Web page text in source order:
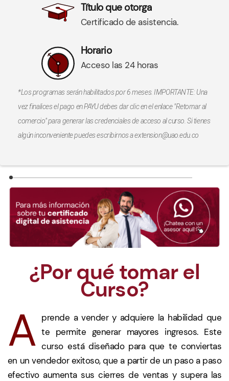
Título que otorga
Certificado de asistencia.
Horario
Acceso las 24 horas
*Los programas serán habilitados por 6 meses. IMPORTANTE: Una
vez finalices el pago en PAYU debes dar clic en el enlace "Retornar al
comercio" para generar las credenciales de acceso al curso. Si tienes
algún inconveniente puedes escribirnos a extension@uao.edu.co
¿Por qué tomar el
Curso?
A prende a vender y adquiere la habilidad que
te permite generar mayores ingresos. Este
curso está diseñado para que te conviertas
en un vendedor exitoso, que a partir de un paso a paso
efectivo aumenta sus cierres de ventas y supera las